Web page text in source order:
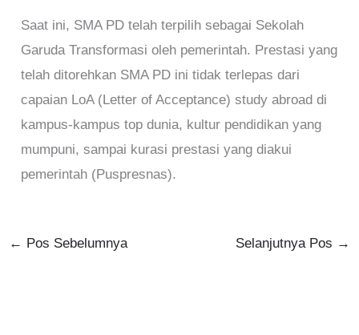
Saat ini, SMA PD telah terpilih sebagai Sekolah
Garuda Transformasi oleh pemerintah. Prestasi yang
telah ditorehkan SMA PD ini tidak terlepas dari
capaian LoA (Letter of Acceptance) study abroad di
kampus-kampus top dunia, kultur pendidikan yang
mumpuni, sampai kurasi prestasi yang diakui
pemerintah (Puspresnas).
← Pos Sebelumnya Selanjutnya Pos →